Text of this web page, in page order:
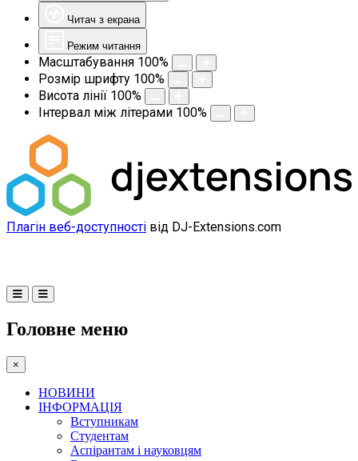
Читач з екрана
Режим читання
Масштабування 100%
Розмір шрифту 100%
Висота лінії 100%
Інтервал між літерами 100%
Плагін веб-доступності від DJ-Extensions.com
Головне меню
×
НОВИНИ
ІНФОРМАЦІЯ
Вступникам
Студентам
Аспірантам і науковцям